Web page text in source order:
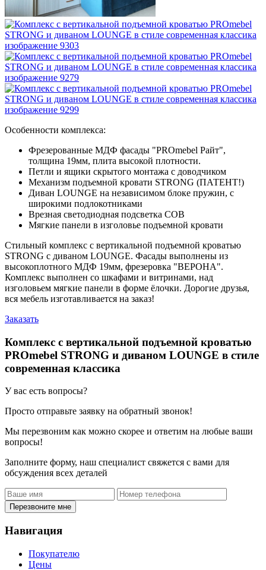
Особенности комплекса:
Фрезерованные МДФ фасады "PROmebel Райт",
толщина 19мм, плита высокой плотности.
Петли и ящики скрытого монтажа с доводчиком
Механизм подъемной кровати STRONG (ПАТЕНТ!)
Диван LOUNGE на независимом блоке пружин, с
широкими подлокотниками
Врезная светодиодная подсветка COB
Мягкие панели в изголовье подъемной кровати
Стильный комплекс с вертикальной подъемной кроватью
STRONG с диваном LOUNGE. Фасады выполнены из
высокоплотного МДФ 19мм, фрезеровка "ВЕРОНА".
Комплекс выполнен со шкафами и витринами, над
изголовьем мягкие панели в форме ёлочки. Дорогие друзья,
вся мебель изготавливается на заказ!
Заказать
Комплекс с вертикальной подъемной кроватью
PROmebel STRONG и диваном LOUNGE в стиле
современная классика
У вас есть вопросы?
Просто отправьте заявку на обратный звонок!
Мы перезвоним как можно скорее и ответим на любые ваши
вопросы!
Заполните форму, наш специалист свяжется с вами для
обсуждения всех деталей
Перезвоните мне
Навигация
Покупателю
Цены